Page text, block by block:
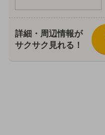
詳細・周辺情報が
サクサク見れる！